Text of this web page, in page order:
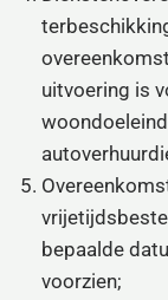
uitvoering is
bepaalde
voorzien;